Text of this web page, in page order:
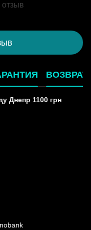
ВОЗВРАТ
Днепр 1100 грн